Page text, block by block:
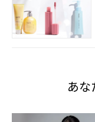
あ